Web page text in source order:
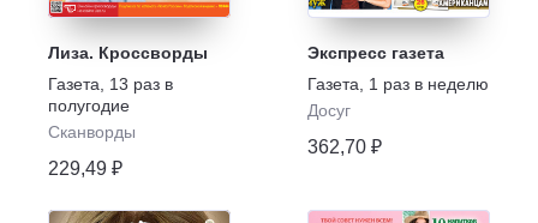
Лиза. Кроссворды
Газета
13 раз в
полугодие
Сканворды
229,49 ₽
Экспресс газета
Газета
1 раз в неделю
Досуг
362,70 ₽